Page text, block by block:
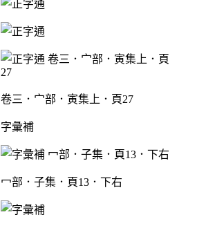
卷三．宀部．寅集上．頁27
字彙補
冖部．子集．頁13．下右